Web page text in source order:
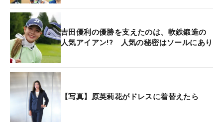
吉田優利の優勝を支えたのは、軟鉄鍛造の
人気アイアン!? 人気の秘密はソールにあり
【写真】原英莉花がドレスに着替えたら